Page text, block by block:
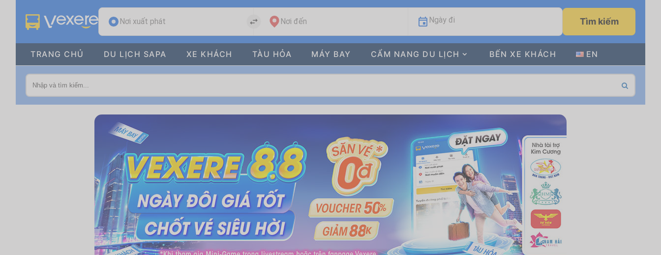
Nơi xuất phát Nơi đến Ngày đi Tìm kiếm
TRANG CHỦ DU LỊCH SAPA XE KHÁCH TÀU HỎA MÁY BAY CẨM NANG DU LỊCH BẾN XE KHÁCH EN